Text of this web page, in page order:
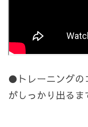
●トレーニングの
がしっかり出るま